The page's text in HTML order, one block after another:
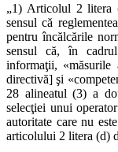
„1) Articolul 2 litera
sensul că
pentru încălcările
sensul că, în
informaţii, «măsurile
directivă] şi
28 alineatul (3) a
selecţiei unui
autoritate care nu
articolului 2 litera (d)